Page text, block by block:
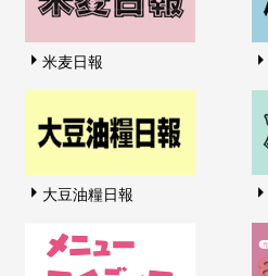
米麦日報
大豆油糧日報